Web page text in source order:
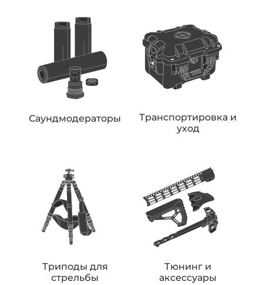
Саундмодераторы
Транспортировка и
уход
Триподы для
стрельбы
Тюнинг и
аксессуары